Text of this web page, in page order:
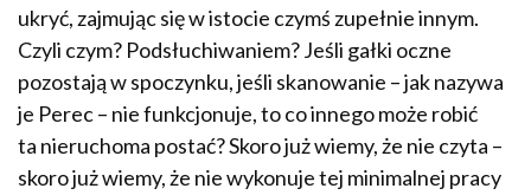
ukryć, zajmując się w istocie czymś zupełnie innym.
Czyli czym? Podsłuchiwaniem? Jeśli gałki oczne
pozostają w spoczynku, jeśli skanowanie – jak nazywa
je Perec – nie funkcjonuje, to co innego może robić
ta nieruchoma postać? Skoro już wiemy, że nie czyta –
skoro już wiemy, że nie wykonuje tej minimalnej pracy